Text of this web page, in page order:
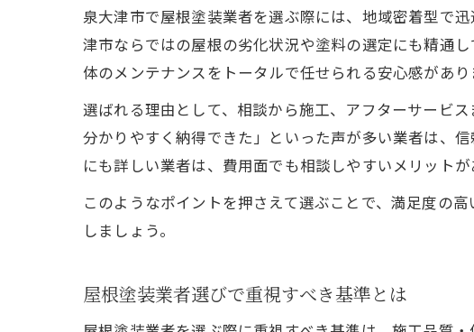
屋根
泉大津市で屋根塗装業者を選ぶ際には、地域密着型で
津市ならではの屋根の劣化状況や塗料の選定にも精通
体のメンテナンスをトータルで任せられる安心感があり
選ばれる理由として、相談から施工、アフターサービ
分かりやすく納得できた」といった声が多い業者は、
にも詳しい業者は、費用面でも相談しやすいメリットが
このようなポイントを押さえて選ぶことで、満足度の
しましょう。
屋根塗装業者選びで重視すべき基準とは